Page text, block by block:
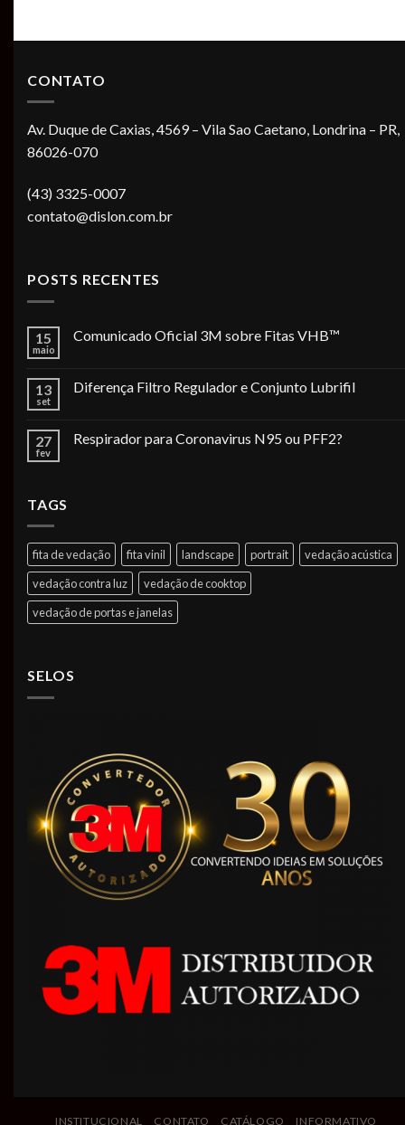
CONTATO
Av. Duque de Caxias, 4569 – Vila Sao Caetano, Londrina – PR,
86026-070
(43) 3325-0007
contato@dislon.com.br
POSTS RECENTES
15
maio
Comunicado Oficial 3M sobre Fitas VHB™
13
set
Diferença Filtro Regulador e Conjunto Lubrifil
27
fev
Respirador para Coronavirus N95 ou PFF2?
TAGS
fita de vedação fita vinil landscape portrait
vedação acústica
vedação contra luz
vedação de cooktop
vedação de portas e janelas
SELOS
INSTITUCIONAL CONTATO CATÁLOGO INFORMATIVO